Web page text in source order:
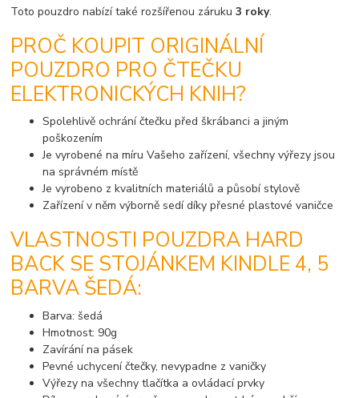
Toto pouzdro nabízí také rozšířenou záruku3 roky.
PROČ KOUPIT ORIGINÁLNÍ
POUZDRO PRO ČTEČKU
ELEKTRONICKÝCH KNIH?
Spolehlivě ochrání čtečku před škrábanci a jiným
poškozením
Je vyrobené na míru Vašeho zařízení, všechny výřezy jsou
na správném místě
Je vyrobeno z kvalitních materiálů a působí stylově
Zařízení v něm výborně sedí díky přesné plastové vaničce
VLASTNOSTI POUZDRA HARD
BACK SE STOJÁNKEM KINDLE 4, 5
BARVA ŠEDÁ:
Barva: šedá
Hmotnost: 90g
Zavírání na pásek
Pevné uchycení čtečky, nevypadne z vaničky
Výřezy na všechny tlačítka a ovládací prvky